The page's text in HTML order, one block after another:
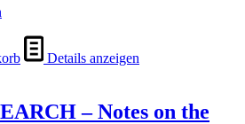
Details anzeigen
– Notes on the